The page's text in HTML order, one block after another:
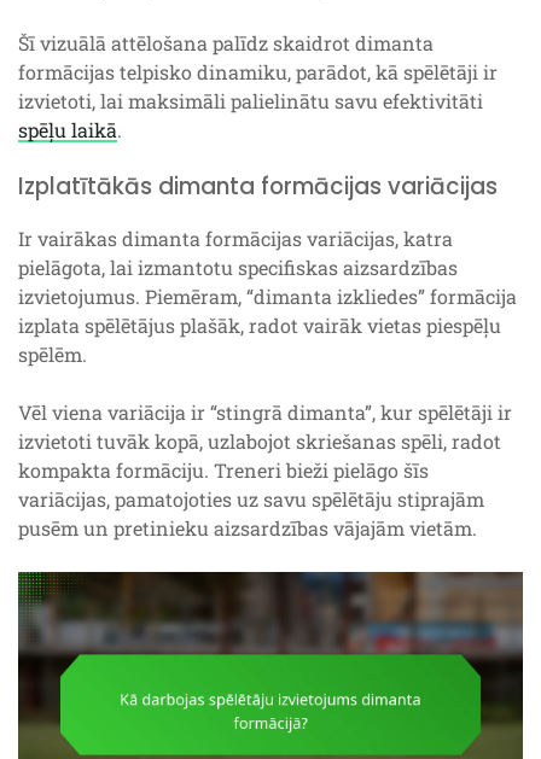
Šī vizuālā attēlošana palīdz skaidrot dimanta
formācijas telpisko dinamiku, parādot, kā spēlētāji ir
izvietoti, lai maksimāli palielinātu savu efektivitāti
spēļu laikā.
Izplatītākās dimanta formācijas variācijas
Ir vairākas dimanta formācijas variācijas, katra
pielāgota, lai izmantotu specifiskas aizsardzības
izvietojumus. Piemēram, “dimanta izkliedes” formācija
izplata spēlētājus plašāk, radot vairāk vietas piespēļu
spēlēm.
Vēl viena variācija ir “stingrā dimanta”, kur spēlētāji ir
izvietoti tuvāk kopā, uzlabojot skriešanas spēli, radot
kompakta formāciju. Treneri bieži pielāgo šīs
variācijas, pamatojoties uz savu spēlētāju stiprajām
pusēm un pretinieku aizsardzības vājajām vietām.